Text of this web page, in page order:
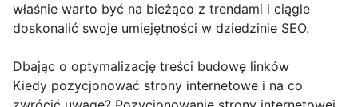
właśnie warto być na bieżąco z trendami i ciągle
doskonalić swoje umiejętności w dziedzinie SEO.
Dbając o optymalizację treści budowę linków
Kiedy pozycjonować strony internetowe i na co